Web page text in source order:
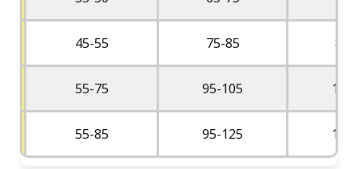
45-55 75-85 85-
55-75 95-105
55-85 95-125